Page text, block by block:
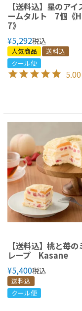
【送料込】星のアイ
ームタルト 7個《
7》
¥5,292税込
人気商品
送料込
クール便
5.00
【送料込】桃と苺の
レープ Kasane
¥5,400税込
送料込
クール便